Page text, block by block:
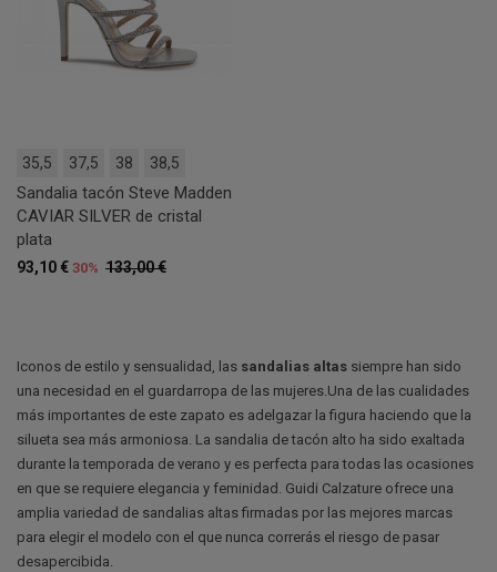
35,5 37,5 38 38,5
Sandalia tacón Steve Madden
CAVIAR SILVER de cristal
plata
133,00 €
93,10 € 30%
Iconos de estilo y sensualidad, las sandalias altas siempre han sido
una necesidad en el guardarropa de las mujeres.Una de las cualidades
más importantes de este zapato es adelgazar la figura haciendo que la
silueta sea más armoniosa. La sandalia de tacón alto ha sido exaltada
durante la temporada de verano y es perfecta para todas las ocasiones
en que se requiere elegancia y feminidad. Guidi Calzature ofrece una
amplia variedad de sandalias altas firmadas por las mejores marcas
para elegir el modelo con el que nunca correrás el riesgo de pasar
desapercibida.